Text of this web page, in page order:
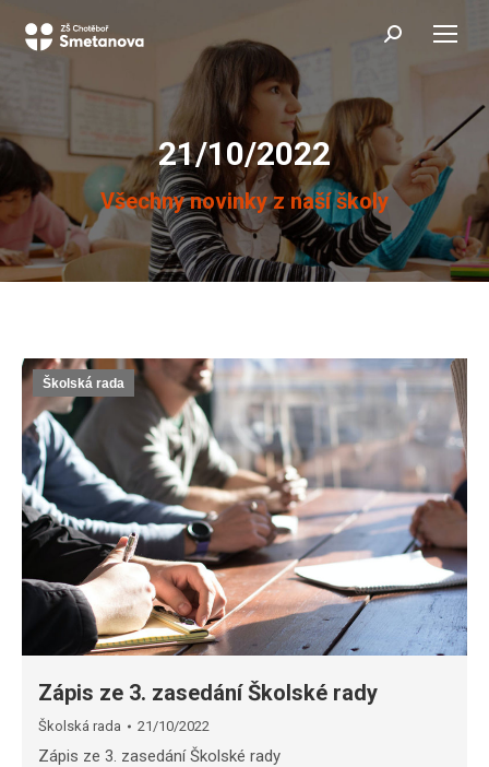
Search:
21/10/2022
Všechny novinky z naší školy
You are here:
Školská rada
Zápis ze 3. zasedání Školské rady
Školská rada 21/10/2022
Zápis ze 3. zasedání Školské rady